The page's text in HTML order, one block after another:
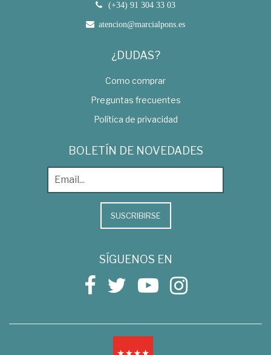
(+34) 91 304 33 03
atencion@marcialpons.es
¿DUDAS?
Como comprar
Preguntas frecuentes
Política de privacidad
BOLETÍN DE NOVEDADES
SUSCRIBIRSE
SÍGUENOS EN